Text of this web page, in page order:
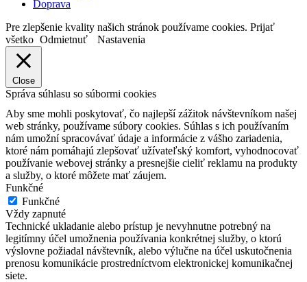
Doprava
Pre zlepšenie kvality našich stránok používame cookies. Prijať
všetko Odmietnuť Nastavenia
Close
Správa súhlasu so súbormi cookies
Aby sme mohli poskytovať, čo najlepší zážitok návštevníkom našej
web stránky, používame súbory cookies. Súhlas s ich používaním
nám umožní spracovávať údaje a informácie z vášho zariadenia,
ktoré nám pomáhajú zlepšovať užívateľský komfort, vyhodnocovať
používanie webovej stránky a presnejšie cieliť reklamu na produkty
a služby, o ktoré môžete mať záujem.
Funkčné
Funkčné
Vždy zapnuté
Technické ukladanie alebo prístup je nevyhnutne potrebný na
legitímny účel umožnenia používania konkrétnej služby, o ktorú
výslovne požiadal návštevník, alebo výlučne na účel uskutočnenia
prenosu komunikácie prostredníctvom elektronickej komunikačnej
siete.